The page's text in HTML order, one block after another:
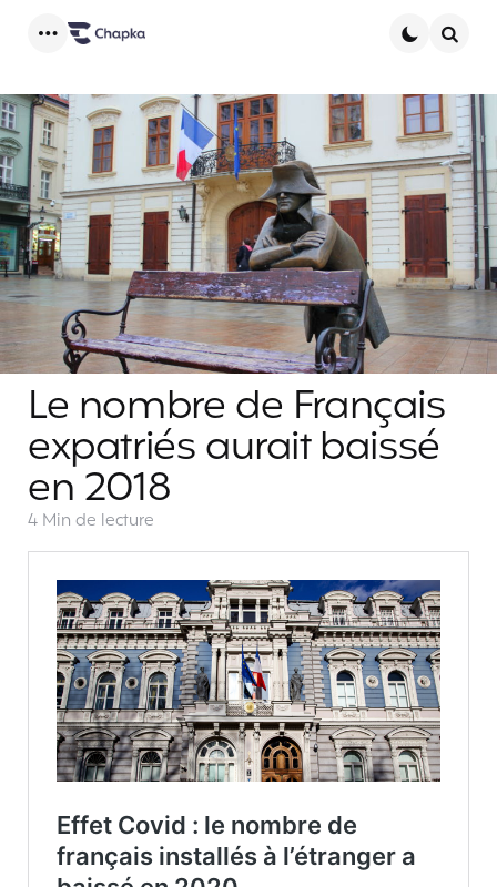
Le nombre de Français
expatriés aurait baissé
en 2018
4 Min de lecture